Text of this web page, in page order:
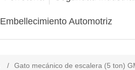
Embellecimiento Automotriz
/ Gato mecánico de escalera (5 ton)